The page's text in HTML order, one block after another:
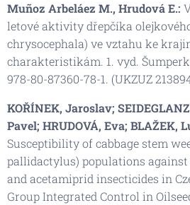
Muñoz Arbeláez M., Hrudová E.:
letové aktivity dřepčíka
chrysocephala) ve vztahu ke
charakteristikám. 1. vyd.
978-80-87360-78-1. (UKZUZ
KOŘÍNEK, Jaroslav;
Pavel; HRUDOVÁ, Eva; BLAŽEK,
Susceptibility of cabbage stem
pallidactylus) populations
and acetamiprid insecticides in
Group Integrated Control in